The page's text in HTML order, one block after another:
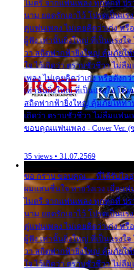
ไมตรี จากแฟนเพลง ทุกทุกที่ ป
นาม ยอดรักเอาไว้ โปรดเป็นแร
คู่แฟนเพลง ไม่เคยคิดว่าเก่ง ห
ผู้ฟัง เท่านั้นยิ่งใหญ่ ที่เป็นแรงใ
วา สถิตฟากฟ้ายิ่งใหญ่ คุ้มภัยให้
ใจ ไว้เถิดว่า ตราบชั่วชีวา ไม่ลื
เพลง ไม่เคยคิดว่าเก่ง หรือดังก
เท่านั้นยิ่งใหญ่ ที่เป็นแรงใจ ให้ผ
สถิตฟากฟ้ายิ่งใหญ่ คุ้มภัยให้ท่า
เถิดว่า ตราบชั่วชีวา ไม่ลืมแฟนเ
ขอบคุณแฟนเพลง - Cover Ver.
35 views • 31.07.2569
ขอ กราบ ขอบคุณ.... ที่ได้รับไอ
ผมแสนชื่นใจ หายวังเวง เมื่อแฟ
ไมตรี จากแฟนเพลง ทุกทุกที่ ป
นาม ยอดรักเอาไว้ โปรดเป็นแร
คู่แฟนเพลง ไม่เคยคิดว่าเก่ง ห
ผู้ฟัง เท่านั้นยิ่งใหญ่ ที่เป็นแรงใ
วา สถิตฟากฟ้ายิ่งใหญ่ คุ้มภัยให้
ใจ ไว้เถิดว่า ตราบชั่วชีวา ไม่ลื